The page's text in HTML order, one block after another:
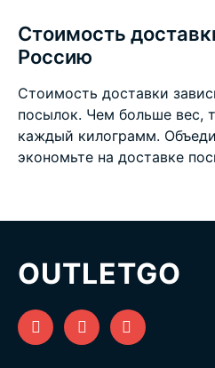
Стоимость
Россию
Стоимость доставки
посылок. Чем больше вес,
каждый килограмм.
экономьте на доставке
OUTLETGO